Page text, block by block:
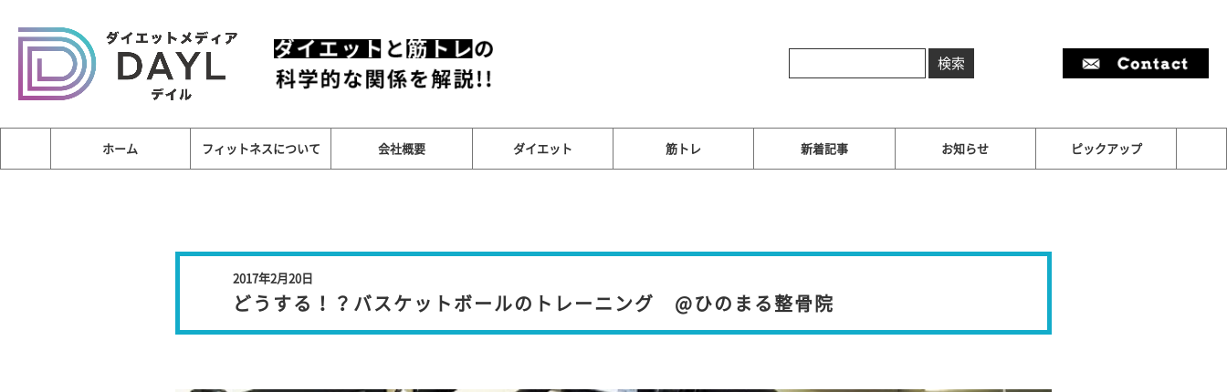
ホーム フィットネスについて 会社概要 ダイエット 筋トレ 新着記事 お知らせ ピックアップ
2017年2月20日
どうする！？バスケットボールのトレーニング @ひのまる整骨院